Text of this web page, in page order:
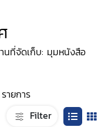
นที่จัดเก็บ: มุมหนังสือ
ายการ
Filter